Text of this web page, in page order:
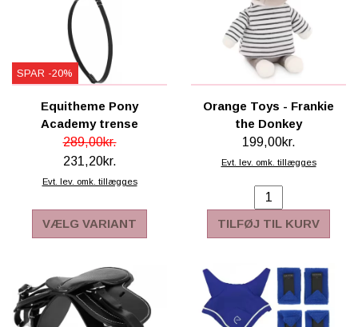
SPAR -20%
Equitheme Pony
Academy trense
289,00kr.
231,20kr.
Evt. lev. omk. tillægges
VÆLG VARIANT
Orange Toys - Frankie
the Donkey
199,00kr.
Evt. lev. omk. tillægges
TILFØJ TIL KURV